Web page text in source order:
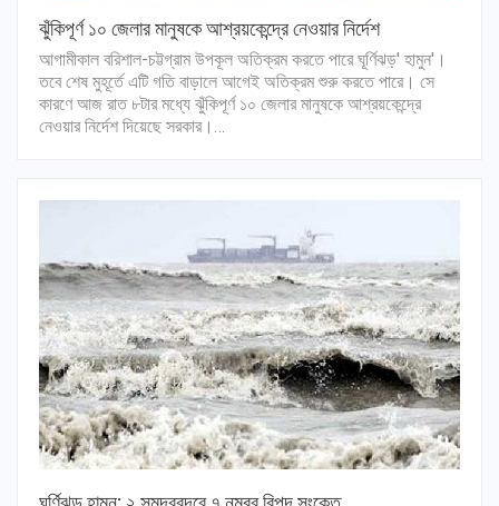
ঝুঁকিপূর্ণ ১০ জেলার মানুষকে আশ্রয়কেন্দ্রে নেওয়ার নির্দেশ
আগামীকাল বরিশাল-চট্টগ্রাম উপকূল অতিক্রম করতে পারে ঘূর্ণিঝড়' হামুন'।
তবে শেষ মুহূর্তে এটি গতি বাড়ালে আগেই অতিক্রম শুরু করতে পারে। সে
কারণে আজ রাত ৮টার মধ্যে ঝুঁকিপূর্ণ ১০ জেলার মানুষকে আশ্রয়কেন্দ্রে
নেওয়ার নির্দেশ দিয়েছে সরকার।…